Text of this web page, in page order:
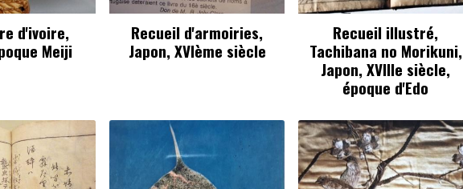
d'ivoire,
Meiji
Recueil d'armoiries,
Japon, XVIème siècle
Recueil illustré,
Tachibana no Morikuni,
Japon, XVIIIe siècle,
époque d'Edo